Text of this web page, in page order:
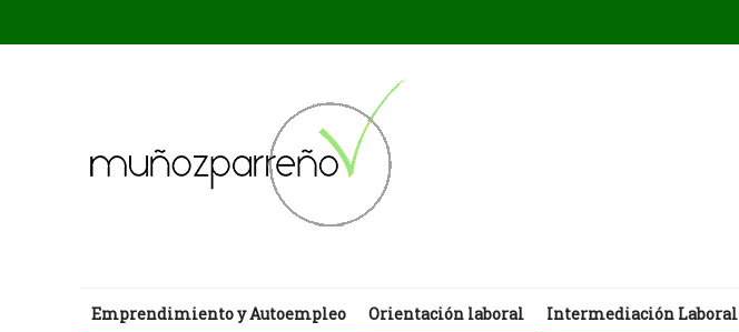
Emprendimiento y Autoempleo Orientación laboral Intermediación Laboral